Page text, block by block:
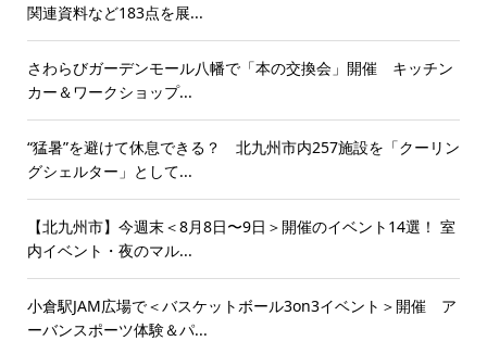
関連資料など183点を展...
さわらびガーデンモール八幡で「本の交換会」開催 キッチン
カー＆ワークショップ...
“猛暑”を避けて休息できる？ 北九州市内257施設を「クーリン
グシェルター」として...
【北九州市】今週末＜8月8日〜9日＞開催のイベント14選！ 室
内イベント・夜のマル...
小倉駅JAM広場で＜バスケットボール3on3イベント＞開催 ア
ーバンスポーツ体験＆パ...